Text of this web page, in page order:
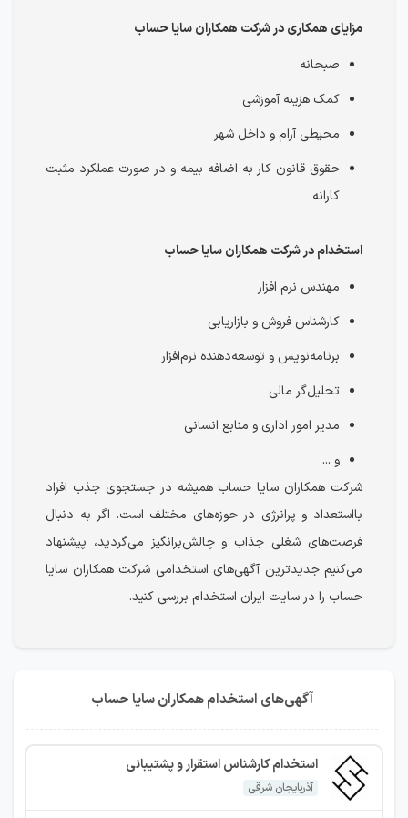
مزایای همکاری در شرکت همکاران سایا حساب
صبحانه
کمک هزینه آموزشی
محیطی آرام و داخل شهر
حقوق قانون کار به اضافه بیمه و در صورت عملکرد مثبت
کارانه
استخدام در شرکت همکاران سایا حساب
مهندس نرم افزار
کارشناس فروش و بازاریابی
برنامه‌نویس و توسعه‌دهنده نرم‌افزار
تحلیل‌گر مالی
مدیر امور اداری و منابع انسانی
و ...
شرکت همکاران سایا حساب همیشه در جستجوی جذب افراد
بااستعداد و پرانرژی در حوزه‌های مختلف است. اگر به دنبال
فرصت‌های شغلی جذاب و چالش‌برانگیز می‌گردید، پیشنهاد
می‌کنیم جدیدترین آگهی‌های استخدامی شرکت همکاران سایا
حساب را در سایت ایران استخدام بررسی کنید.
آگهی‌های استخدام همکاران سایا حساب
استخدام کارشناس استقرار و پشتیبانی
آذربایجان شرقی